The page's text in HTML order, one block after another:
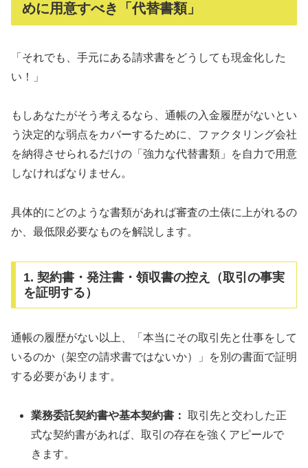
めに用意すべき「代替書類」
「それでも、手元にある請求書をどうしても現金化した
い！」
もしあなたがそう考えるなら、通帳の入金履歴がないとい
う決定的な弱点をカバーするために、ファクタリング会社
を納得させられるだけの「強力な代替書類」を自力で用意
しなければなりません。
具体的にどのような書類があれば審査の土俵に上がれるの
か、最低限必要なものを解説します。
1. 契約書・発注書・領収書の控え（取引の事実
を証明する）
通帳の履歴がない以上、「本当にその取引先と仕事をして
いるのか（架空の請求書ではないか）」を別の書面で証明
する必要があります。
業務委託契約書や基本契約書： 取引先と交わした正
式な契約書があれば、取引の存在を強くアピールで
きます。